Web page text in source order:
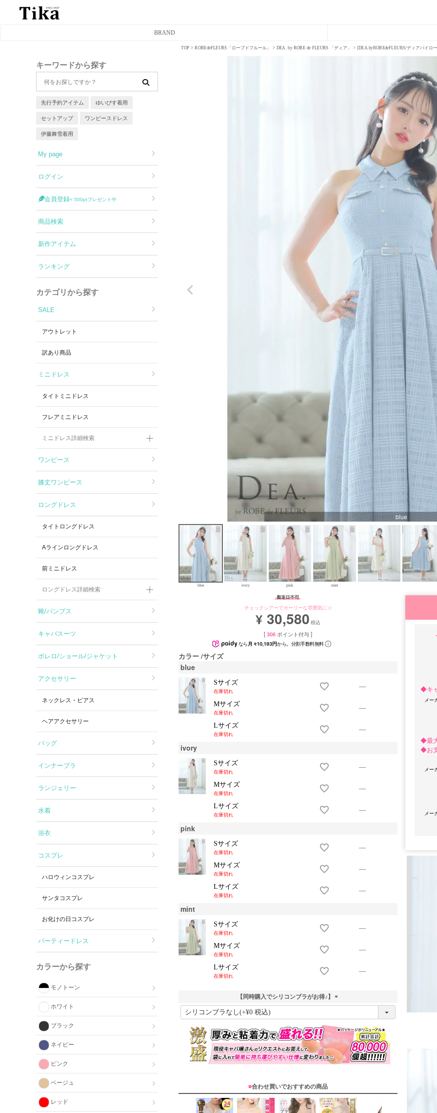
BRAND
OriginalBrand
フレアミニドレス
タイトロングドレス
Aラインロングドレス
バースデードレス
キーワードから探す
先行予約アイテム ゆいぴす着用
セットアップ ワンピースドレス
伊藤舞雪着用
My page
ログイン
会員登録< 500ptプレゼント中
商品検索
新作アイテム
ランキング
カテゴリから探す
SALE
アウトレット
訳あり商品
ミニドレス
タイトミニドレス
フレアミニドレス
ミニドレス詳細検索
ワンピース
膝丈ワンピース
ロングドレス
タイトロングドレス
Aラインロングドレス
前ミニドレス
ロングドレス詳細検索
靴/パンプス
キャバスーツ
ボレロ/ショール/ジャケット
アクセサリー
ネックレス・ピアス
ヘアアクセサリー
バッグ
インナーブラ
ランジェリー
水着
浴衣
コスプレ
ハロウィンコスプレ
サンタコスプレ
お化けの日コスプレ
パーティードレス
カラーから探す
モノトーン
ホワイト
ブラック
ネイビー
ピンク
ベージュ
レッド
TOP ROBEdeFLEURS「ローブドフルール」 DEA. by ROBE de FLEURS 「ディア」 [DEA.byROBEdeFLEURS/ディアバイ
blue
blue ivory pink mint
チェックシアーでガーリーな雰囲気に☆
¥ 30,580 税込
[306 ポイント付与 ]
なら 月々10,193円から。分割手数料無料
カラー サイズ
blue
Sサイズ
在庫切れ
—
Mサイズ
在庫切れ
—
Lサイズ
在庫切れ
—
ivory
Sサイズ
在庫切れ
—
Mサイズ
在庫切れ
—
Lサイズ
在庫切れ
—
pink
Sサイズ
在庫切れ
—
Mサイズ
在庫切れ
—
Lサイズ
在庫切れ
—
mint
Sサイズ
在庫切れ
—
Mサイズ
在庫切れ
—
Lサイズ
在庫切れ
—
【同時購入でシリコンブラがお得♪】
(
須
■合わせ買いでおすすめの商品
◆キ
メー
◆最
◆お
メー
メー